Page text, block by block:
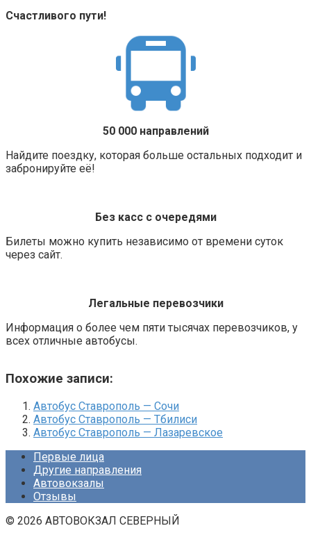
Счастливого пути!
50 000 направлений
Найдите поездку, которая больше остальных подходит и
забронируйте её!
Без касс с очередями
Билеты можно купить независимо от времени суток
через сайт.
Легальные перевозчики
Информация о более чем пяти тысячах перевозчиков, у
всех отличные автобусы.
Похожие записи:
Автобус Ставрополь — Сочи
Автобус Ставрополь — Тбилиси
Автобус Ставрополь — Лазаревское
Первые лица
Другие направления
Автовокзалы
Отзывы
© 2026 АВТОВОКЗАЛ СЕВЕРНЫЙ